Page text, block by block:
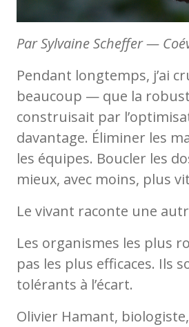
Par Sylvaine Scheffer —
Pendant longtemps, j’ai
beaucoup — que la
construisait par
davantage. Éliminer les
les équipes. Boucler les
mieux, avec moins, plus
Le vivant raconte une
Les organismes les plus
pas les plus efficaces. Ils
tolérants à l’écart.
Olivier Hamant,